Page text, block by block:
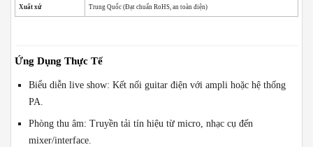
Xuất xứ Trung Quốc (Đạt chuẩn RoHS, an toàn điện)
Ứng Dụng Thực Tế
Biểu diễn live show: Kết nối guitar điện với ampli hoặc hệ thống
PA.
Phòng thu âm: Truyền tải tín hiệu từ micro, nhạc cụ đến
mixer/interface.